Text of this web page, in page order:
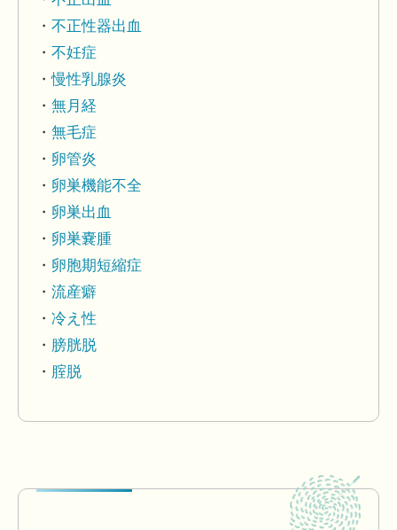
不正性器出血
不妊症
慢性乳腺炎
無月経
無毛症
卵管炎
卵巣機能不全
卵巣出血
卵巣嚢腫
卵胞期短縮症
流産癖
冷え性
膀胱脱
腟脱